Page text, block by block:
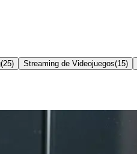
(25) Streaming de Videojuegos(15)